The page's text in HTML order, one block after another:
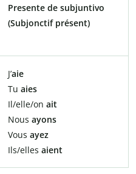
Presente de subjuntivo
(Subjonctif présent)
J’aie
Tu aies
Il/elle/on ait
Nous ayons
Vous ayez
Ils/elles aient